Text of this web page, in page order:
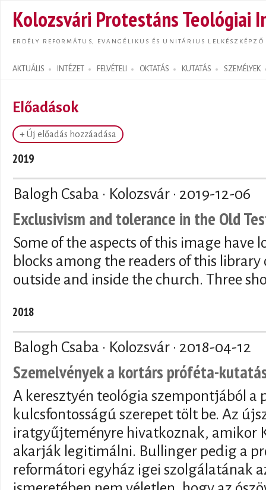
Kolozsvári Protestáns Teológiai
ERDÉLY REFORMÁTUS, EVANGÉLIKUS ÉS UNITÁRIUS LELKÉSZKÉPZŐ
AKTUÁLIS INTÉZET FELVÉTELI OKTATÁS KUTATÁS SZEMÉLYEK
Search form
Előadások
+ Új előadás hozzáadása
2019
Balogh Csaba · Kolozsvár · 2019-12-06
Exclusivism and tolerance in the Old
Some of the aspects of this image have
blocks among the readers of this
outside and inside the church. Three
2018
Balogh Csaba · Kolozsvár · 2018-04-12
Szemelvények a kortárs próféta-
A keresztyén teológia szempontjából a
kulcsfontosságú szerepet tölt be. Az
iratgyűjteményre hivatkoznak, amikor
akarják legitimálni. Bullinger pedig a
reformátori egyház igei szolgálatának